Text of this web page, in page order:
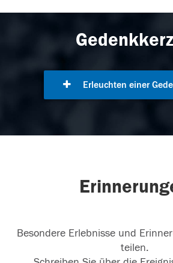
Erleuchten einer
Besondere Erlebnisse und
teilen.